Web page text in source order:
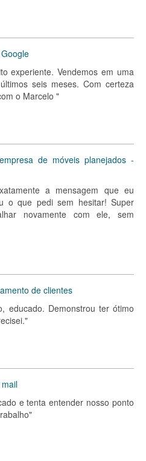
experiente. Vendemos em uma
seis meses. Com certeza
o Marcelo "
de móveis planejados -
a mensagem que eu
o que pedi sem hesitar! Super
novamente com ele, sem
de clientes
educado. Demonstrou ter ótimo
e tenta entender nosso ponto